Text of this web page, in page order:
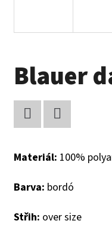
Blauer
Materiál: 100%
Barva: bordó
Střih: over size